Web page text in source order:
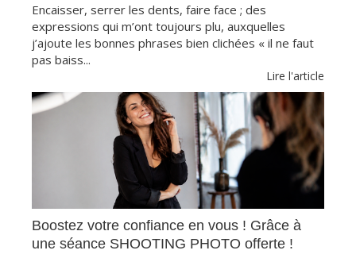
Encaisser, serrer les dents, faire face ; des
expressions qui m’ont toujours plu, auxquelles
j’ajoute les bonnes phrases bien clichées « il ne faut
pas baiss...
Lire l'article
Boostez votre confiance en vous ! Grâce à
une séance SHOOTING PHOTO offerte !